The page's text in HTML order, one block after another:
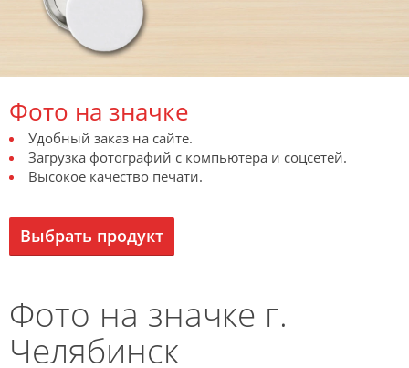
Фото на значке
Удобный заказ на сайте.
Загрузка фотографий с компьютера и соцсетей.
Высокое качество печати.
Выбрать продукт
Фото на значке г.
Челябинск